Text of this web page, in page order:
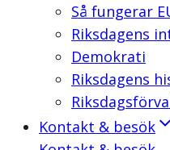
Så fungerar
Riksdagens
Demokrati
Riksdagens
Kontakt & besök